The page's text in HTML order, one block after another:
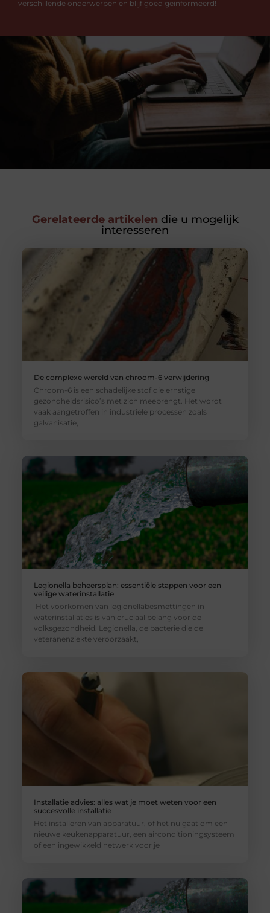
verschillende onderwerpen en blijf goed geïnformeerd!
Gerelateerde artikelen die u mogelijk
interesseren
De complexe wereld van chroom-6 verwijdering
Chroom-6 is een schadelijke stof die ernstige
gezondheidsrisico’s met zich meebrengt. Het wordt
vaak aangetroffen in industriële processen zoals
galvanisatie,
Legionella beheersplan: essentiële stappen voor een
veilige waterinstallatie
Het voorkomen van legionellabesmettingen in
waterinstallaties is van cruciaal belang voor de
volksgezondheid. Legionella, de bacterie die de
veteranenziekte veroorzaakt,
Installatie advies: alles wat je moet weten voor een
succesvolle installatie
Het installeren van apparatuur, of het nu gaat om een
nieuwe keukenapparatuur, een airconditioningsysteem
of een ingewikkeld netwerk voor je